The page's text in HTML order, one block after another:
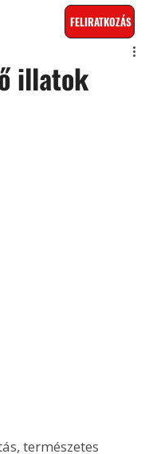
FELIRATKOZÁS
illatok
természetes